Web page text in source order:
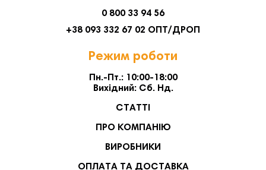
0 800 33 94 56
+38 093 332 67 02 ОПТ/ДРОП
Режим роботи
Пн.-Пт.: 10:00-18:00
Вихідний: Сб. Нд.
СТАТТІ
ПРО КОМПАНІЮ
ВИРОБНИКИ
ОПЛАТА ТА ДОСТАВКА